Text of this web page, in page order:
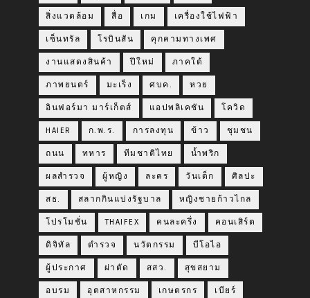
สิ่งแวดล้อม สื่อ เกม เครื่องใช้ไฟฟ้า
เซ็นทรัล โรบินสัน คุกคามทางเพศ
งานแสดงสินค้า ปีใหม่ ภาคใต้
ภาพยนตร์ มะเร็ง ศบค. หวย
อินฟอร์มา มาร์เก็ตส์ แอปพลิเคชัน โควิด
HAIER ก.พ.ร. การลงทุน ข้าว ชุมชน
ถนน ทหาร ทีมชาติไทย น้ำพริก
ผลสำรวจ ผู้หญิง ละคร วันเด็ก ศิลปะ
สธ. สลากกินแบ่งรัฐบาล หญิงชายก้าวไกล
โปรโมชั่น THAIFEX คนละครึ่ง คอนเสิร์ต
ดิจิทัล ตำรวจ นวัตกรรม บีโอไอ
ผู้ประกาศ ผ่าตัด สสว. สุขสยาม
อบรม อุตสาหกรรม เกษตรกร เบียร์